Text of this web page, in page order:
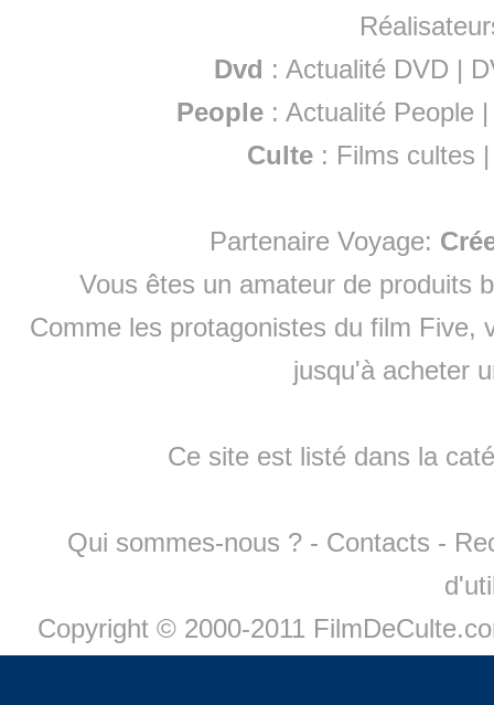
Dvd : Actualité DVD |
People :Actualité People
Culte : Films cultes
Partenaire Voyage:
Vous êtes un amateur de produits
Comme les protagonistes du film Five,
jusqu'à acheter
Ce site est listé dans la
Qui sommes-nous ? - Contacts -
Copyright © 2000-2011